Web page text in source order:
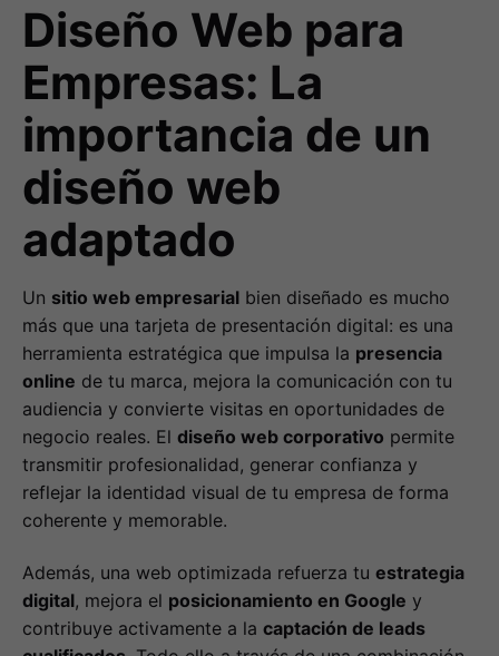
Diseño Web para
Empresas: La
importancia de un
diseño web
adaptado
Un sitio web empresarial bien diseñado es mucho
más que una tarjeta de presentación digital: es una
herramienta estratégica que impulsa la presencia
online de tu marca, mejora la comunicación con tu
audiencia y convierte visitas en oportunidades de
negocio reales. El diseño web corporativo permite
transmitir profesionalidad, generar confianza y
reflejar la identidad visual de tu empresa de forma
coherente y memorable.
Además, una web optimizada refuerza tu estrategia
digital, mejora el posicionamiento en Google y
contribuye activamente a la captación de leads